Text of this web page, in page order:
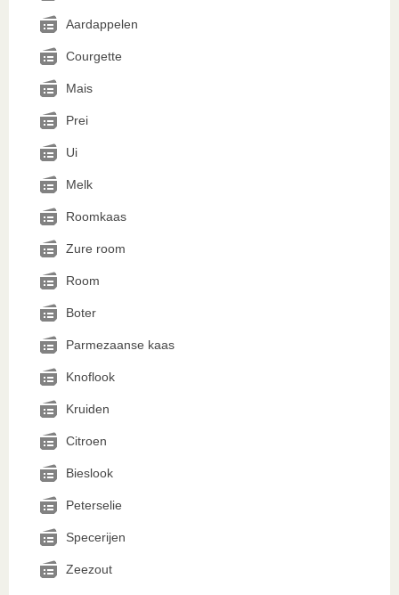
Aardappelen
Courgette
Mais
Prei
Ui
Melk
Roomkaas
Zure room
Room
Boter
Parmezaanse kaas
Knoflook
Kruiden
Citroen
Bieslook
Peterselie
Specerijen
Zeezout